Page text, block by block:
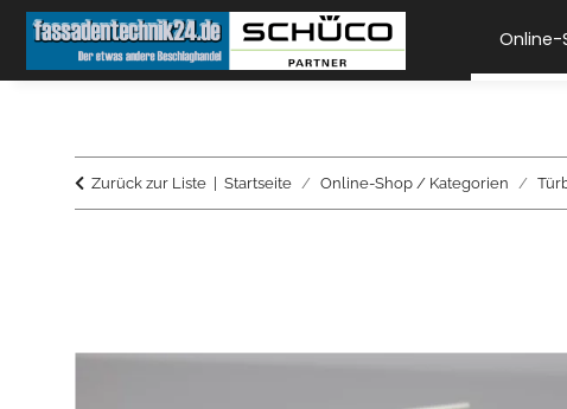
Online-
Zurück zur Liste Startseite Online-Shop / Kategorien